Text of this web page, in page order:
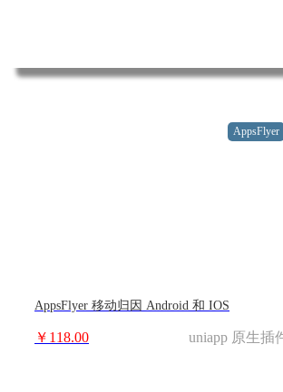
AppsFlyer
AppsFlyer 移动归因 Android 和 IOS
uniapp 原生插
￥118.00